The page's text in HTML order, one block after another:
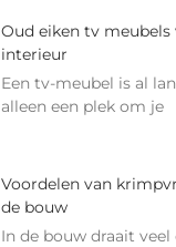
Oud eiken tv meubels
interieur
Een tv-meubel is al
alleen een plek om je
Voordelen van
de bouw
In de bouw draait veel